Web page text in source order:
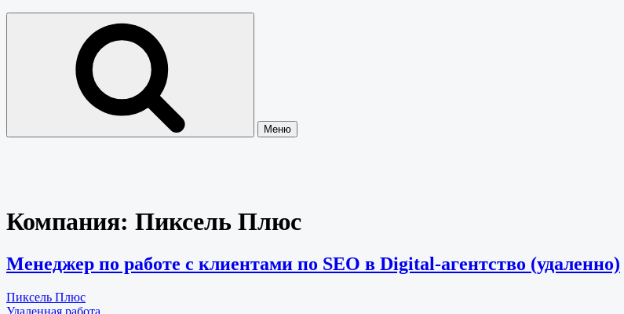
Меню
Компания: Пиксель Плюс
Менеджер по работе с клиентами по SEO в Digital-агентство (удаленно)
Пиксель Плюс
Удаленная работа